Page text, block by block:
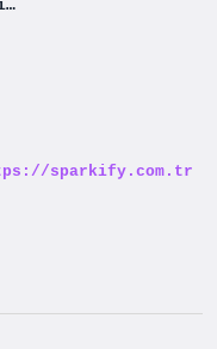
sparkify.com.tr